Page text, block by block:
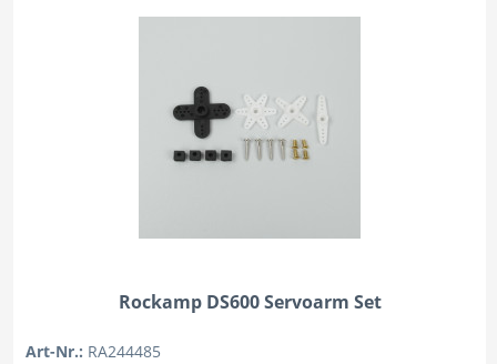
Rockamp DS600 Servoarm Set
Art-Nr.: RA244485